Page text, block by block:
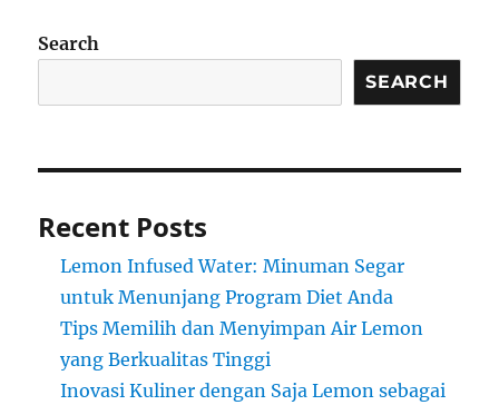
Search
SEARCH
Recent Posts
Lemon Infused Water: Minuman Segar
untuk Menunjang Program Diet Anda
Tips Memilih dan Menyimpan Air Lemon
yang Berkualitas Tinggi
Inovasi Kuliner dengan Saja Lemon sebagai